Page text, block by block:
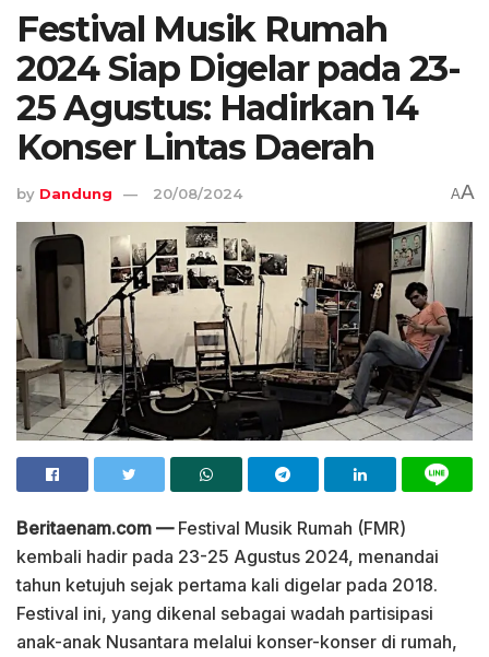
Festival Musik Rumah
2024 Siap Digelar pada 23-
25 Agustus: Hadirkan 14
Konser Lintas Daerah
by Dandung 20/08/2024 AA
Beritaenam.com —Festival Musik Rumah (FMR)
kembali hadir pada 23-25 Agustus 2024, menandai
tahun ketujuh sejak pertama kali digelar pada 2018.
Festival ini, yang dikenal sebagai wadah partisipasi
anak-anak Nusantara melalui konser-konser di rumah,